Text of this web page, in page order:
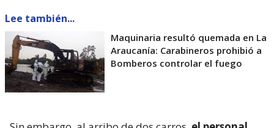
Lee también...
Maquinaria resultó quemada en La
Araucanía: Carabineros prohibió a
Bomberos controlar el fuego